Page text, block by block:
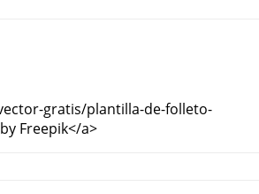
gratis/plantilla-de-folleto-
Freepik</a>